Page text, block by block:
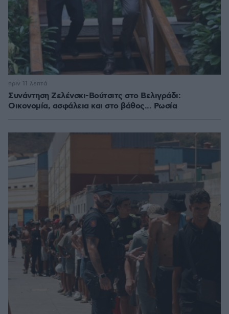
Συνάντηση Ζελένσκι-Βούτσιτς στο Βελιγράδι:
Οικονομία, ασφάλεια και στο βάθος... Ρωσία
πριν 11 λεπτά